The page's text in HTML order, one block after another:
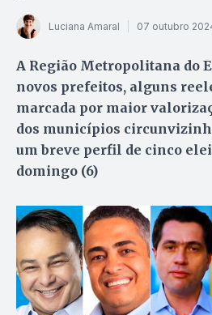
Luciana Amaral 07 outubro
A Região Metropolitana do
novos prefeitos, alguns
marcada por maior
dos municípios
um breve perfil de cinco
domingo (6)